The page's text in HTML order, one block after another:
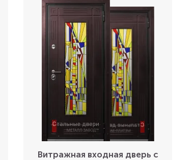
Витражная входная дверь с